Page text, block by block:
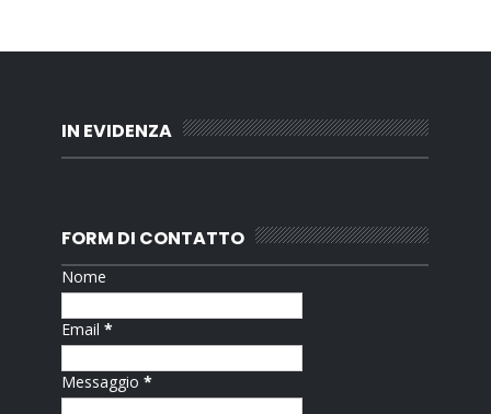
IN EVIDENZA
FORM DI CONTATTO
Nome
Email*
Messaggio*